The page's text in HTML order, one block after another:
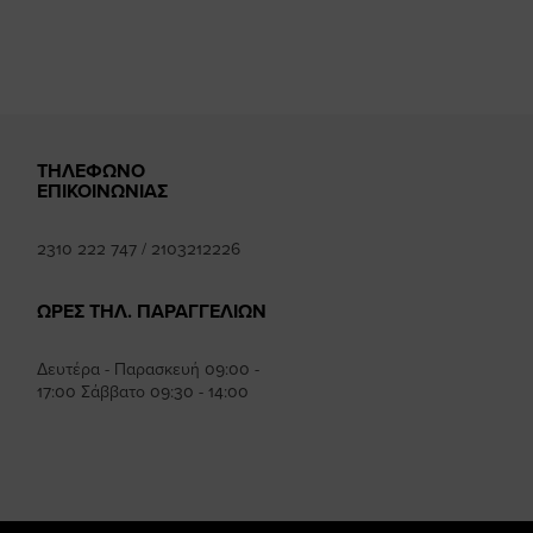
ΤΗΛΕΦΩΝΟ
ΕΠΙΚΟΙΝΩΝΙΑΣ
2310 222 747 / 2103212226
ΩΡΕΣ ΤΗΛ. ΠΑΡΑΓΓΕΛΙΩΝ
Δευτέρα - Παρασκευή 09:00 -
17:00 Σάββατο 09:30 - 14:00